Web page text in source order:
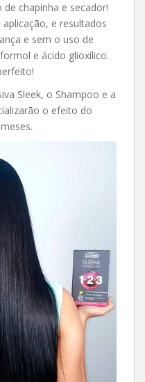
chapinha e secador!
e resultados
e sem o uso de
e ácido glioxílico.
Sleek, o Shampoo e a
o efeito do